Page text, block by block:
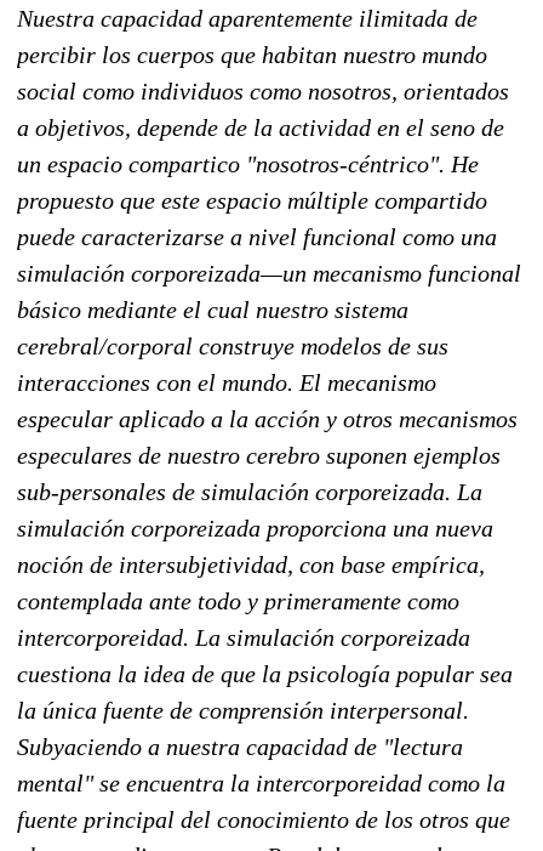
Nuestra capacidad aparentemente ilimitada de
percibir los cuerpos que habitan nuestro mundo
social como individuos como nosotros, orientados
a objetivos, depende de la actividad en el seno de
un espacio compartico "nosotros-céntrico". He
propuesto que este espacio múltiple compartido
puede caracterizarse a nivel funcional como una
simulación corporeizada—un mecanismo funcional
básico mediante el cual nuestro sistema
cerebral/corporal construye modelos de sus
interacciones con el mundo. El mecanismo
especular aplicado a la acción y otros mecanismos
especulares de nuestro cerebro suponen ejemplos
sub-personales de simulación corporeizada. La
simulación corporeizada proporciona una nueva
noción de intersubjetividad, con base empírica,
contemplada ante todo y primeramente como
intercorporeidad. La simulación corporeizada
cuestiona la idea de que la psicología popular sea
la única fuente de comprensión interpersonal.
Subyaciendo a nuestra capacidad de "lectura
mental" se encuentra la intercorporeidad como la
fuente principal del conocimiento de los otros que